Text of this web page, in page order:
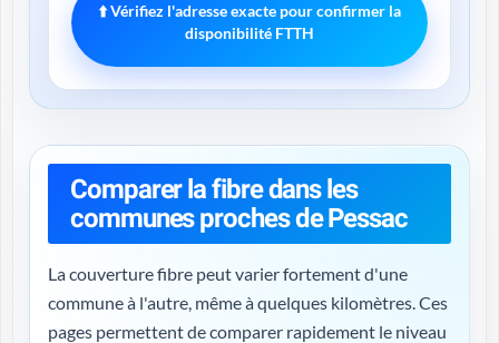
⬆️ Vérifiez l'adresse exacte pour confirmer la
disponibilité FTTH
Comparer la fibre dans les
communes proches de Pessac
La couverture fibre peut varier fortement d'une
commune à l'autre, même à quelques kilomètres. Ces
pages permettent de comparer rapidement le niveau